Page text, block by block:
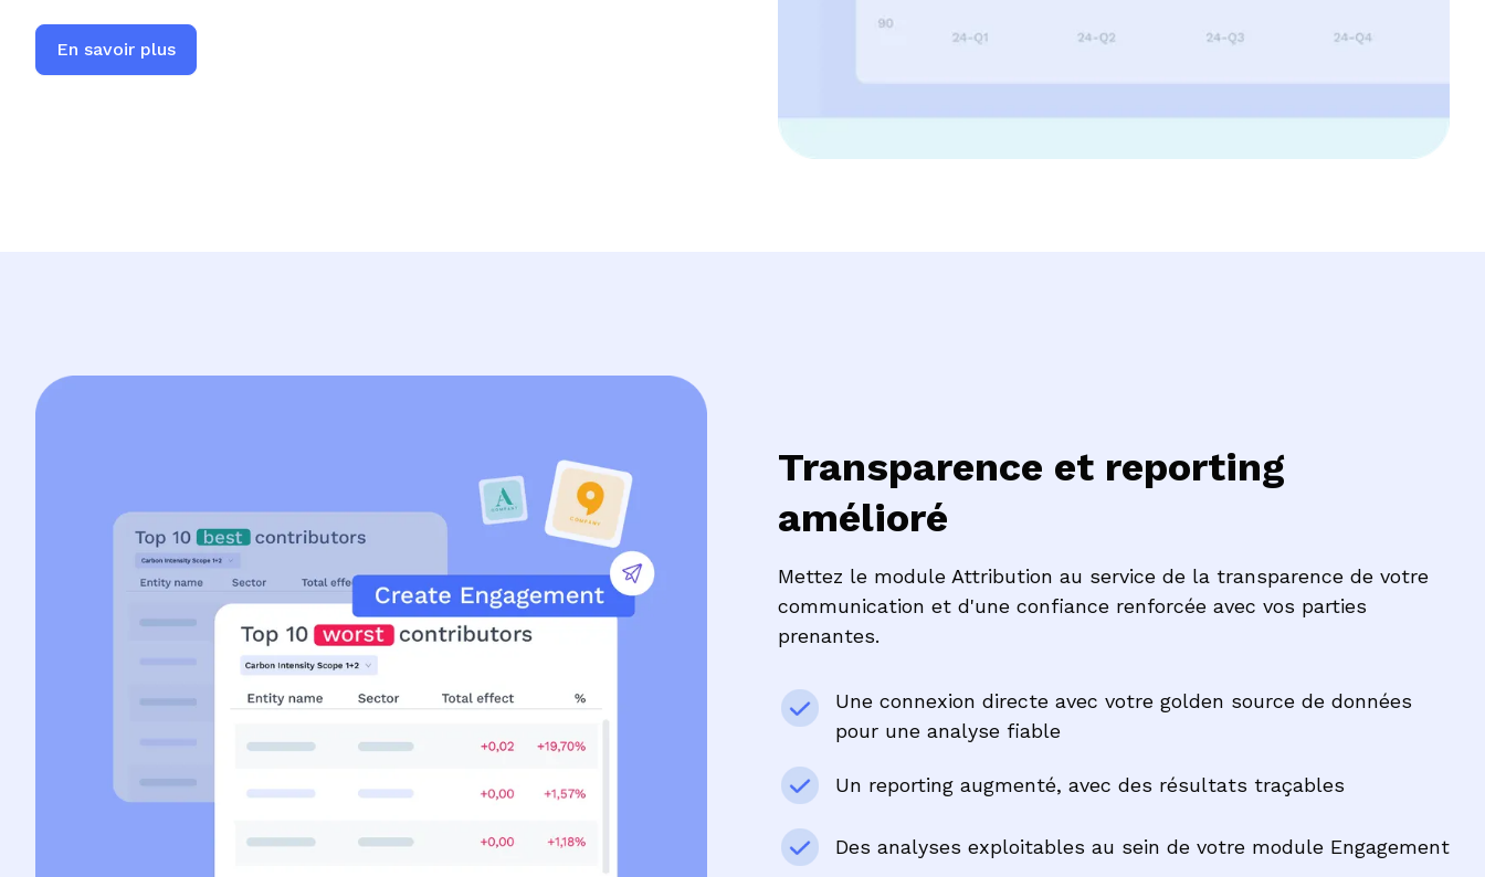
En savoir plus
Transparence et reporting
amélioré
Mettez le module Attribution au service de la transparence de votre
communication et d'une confiance renforcée avec vos parties
prenantes.
Une connexion directe avec votre golden source de données
pour une analyse fiable
Un reporting augmenté, avec des résultats traçables
Des analyses exploitables au sein de votre module Engagement